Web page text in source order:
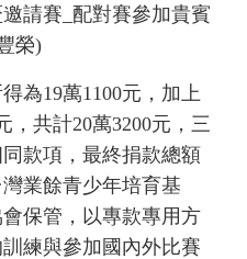
請賽_配對賽參加貴賓
榮)
為19萬1100元，加上
，共計20萬3200元，三
款項，最終捐款總額
業餘青少年培育基
保管，以專款專用方
練與參加國內外比賽